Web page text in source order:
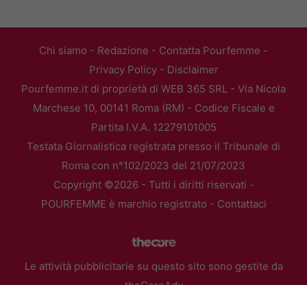
Chi siamo - Redazione - Contatta Pourfemme -
Privacy Policy- Disclaimer
Pourfemme.it di proprietà di WEB 365 SRL - Via Nicola
Marchese 10, 00141 Roma (RM) - Codice Fiscale e
Partita I.V.A. 12279101005
Testata Giornalistica registrata presso il Tribunale di
Roma con n°102/2023 del 21/07/2023
Copyright ©2026 - Tutti i diritti riservati -
POURFEMME è marchio registrato - Contattaci
Le attività pubblicitarie su questo sito sono gestite da